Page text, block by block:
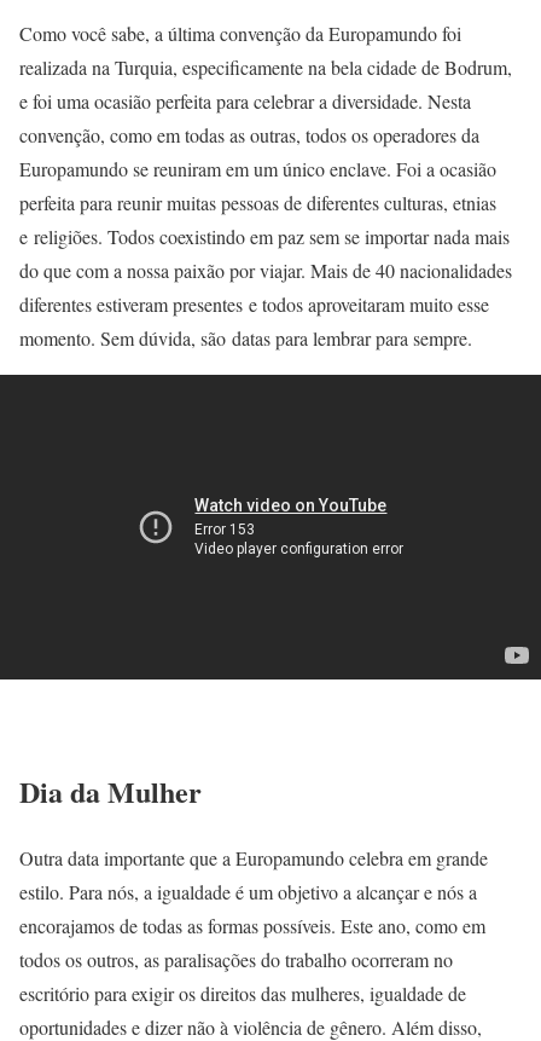
Como você sabe, a última convenção da Europamundo foi
realizada na Turquia, especificamente na bela cidade de Bodrum,
e foi uma ocasião perfeita para celebrar a diversidade. Nesta
convenção, como em todas as outras, todos os operadores da
Europamundo se reuniram em um único enclave. Foi a ocasião
perfeita para reunir muitas pessoas de diferentes culturas, etnias
e religiões. Todos coexistindo em paz sem se importar nada mais
do que com a nossa paixão por viajar. Mais de 40 nacionalidades
diferentes estiveram presentes e todos aproveitaram muito esse
momento. Sem dúvida, são datas para lembrar para sempre.
Dia da Mulher
Outra data importante que a Europamundo celebra em grande
estilo. Para nós, a igualdade é um objetivo a alcançar e nós a
encorajamos de todas as formas possíveis. Este ano, como em
todos os outros, as paralisações do trabalho ocorreram no
escritório para exigir os direitos das mulheres, igualdade de
oportunidades e dizer não à violência de gênero. Além disso,